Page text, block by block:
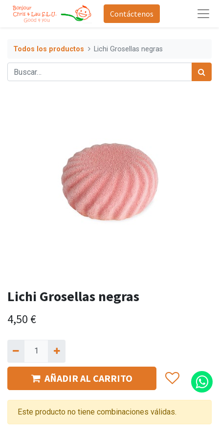
Contáctenos
Todos los productos Lichi Grosellas negras
Lichi Grosellas negras
4,50 €
AÑADIR AL CARRITO
Este producto no tiene combinaciones válidas.